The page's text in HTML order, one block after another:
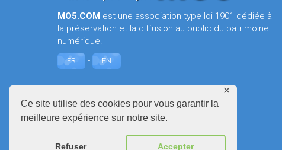
Ce site utilise des cookies pour vous garantir la
meilleure expérience sur notre site.
Refuser Accepter
✕
MO5.COM est une association type loi 1901 dédiée à
la préservation et la diffusion au public du patrimoine
numérique.
FR - EN